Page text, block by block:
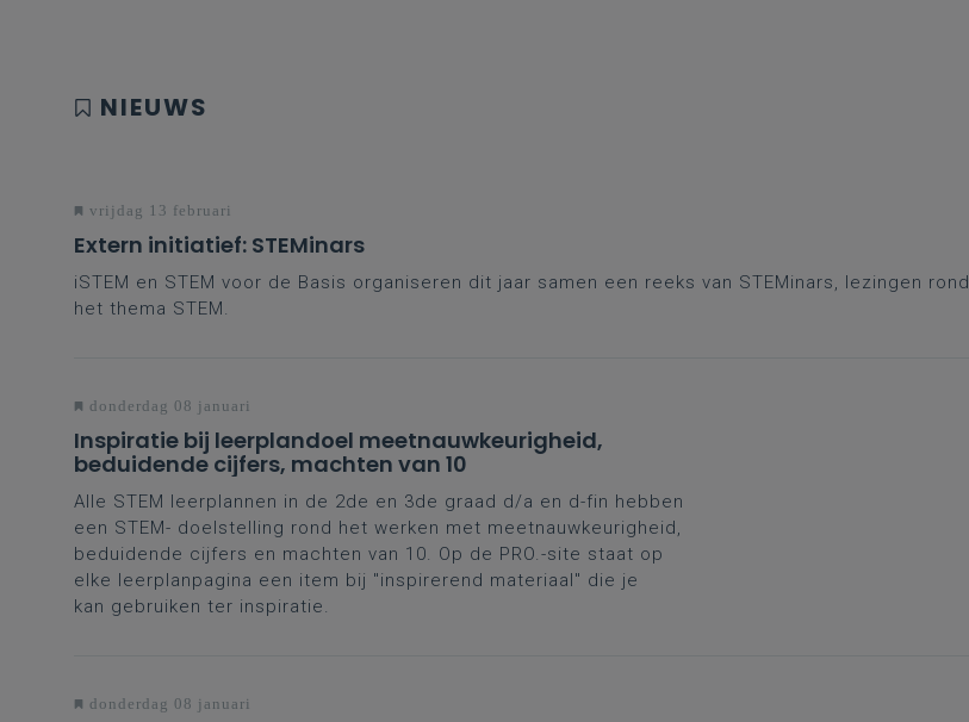
NIEUWS
vrijdag 13 februari
Extern initiatief: STEMinars
iSTEM en STEM voor de Basis organiseren dit jaar samen een reeks van STEMinars, lezingen rond
het thema STEM.
donderdag 08 januari
Inspiratie bij leerplandoel meetnauwkeurigheid,
beduidende cijfers, machten van 10
Alle STEM leerplannen in de 2de en 3de graad d/a en d-fin hebben
een STEM- doelstelling rond het werken met meetnauwkeurigheid,
beduidende cijfers en machten van 10. Op de PRO.-site staat op
elke leerplanpagina een item bij "inspirerend materiaal" die je
kan gebruiken ter inspiratie.
donderdag 08 januari